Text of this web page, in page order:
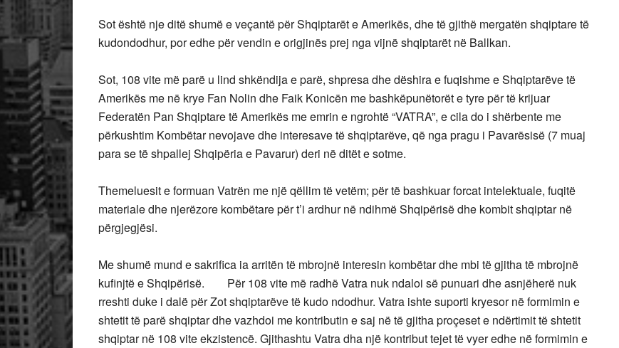
Sot është nje ditë shumë e veçantë për Shqiptarët e Amerikës, dhe të gjithë mergatën shqiptare të
kudondodhur, por edhe për vendin e origjinës prej nga vijnë shqiptarët në Ballkan.
Sot, 108 vite më parë u lind shkëndija e parë, shpresa dhe dëshira e fuqishme e Shqiptarëve të
Amerikës me në krye Fan Nolin dhe Faik Konicën me bashkëpunëtorët e tyre për të krijuar
Federatën Pan Shqiptare të Amerikës me emrin e ngrohtë “VATRA”, e cila do i shërbente me
përkushtim Kombëtar nevojave dhe interesave të shqiptarëve, që nga pragu i Pavarësisë (7 muaj
para se të shpallej Shqipëria e Pavarur) deri në ditët e sotme.
Themeluesit e formuan Vatrën me një qëllim të vetëm; për të bashkuar forcat intelektuale, fuqitë
materiale dhe njerëzore kombëtare për t’i ardhur në ndihmë Shqipërisë dhe kombit shqiptar në
përgjegjësi.
Me shumë mund e sakrifica ia arritën të mbrojnë interesin kombëtar dhe mbi të gjitha të mbrojnë
kufinjtë e Shqipërisë. Për 108 vite më radhë Vatra nuk ndaloi së punuari dhe asnjëherë nuk
rreshti duke i dalë për Zot shqiptarëve të kudo ndodhur. Vatra ishte suporti kryesor në formimin e
shtetit të parë shqiptar dhe vazhdoi me kontributin e saj në të gjitha proçeset e ndërtimit të shtetit
shqiptar në 108 vite ekzistencë. Gjithashtu Vatra dha një kontribut tejet të vyer edhe në formimin e